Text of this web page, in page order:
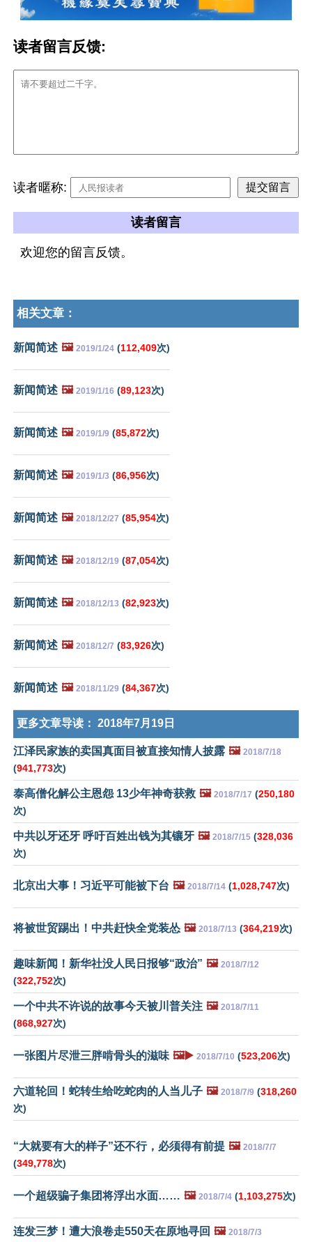
读者留言反馈:
读者暱称:
读者留言
欢迎您的留言反馈。
相关文章：
新闻简述 🖼️ 2019/1/24 (112,409次)
新闻简述 🖼️ 2019/1/16 (89,123次)
新闻简述 🖼️ 2019/1/9 (85,872次)
新闻简述 🖼️ 2019/1/3 (86,956次)
新闻简述 🖼️ 2018/12/27 (85,954次)
新闻简述 🖼️ 2018/12/19 (87,054次)
新闻简述 🖼️ 2018/12/13 (82,923次)
新闻简述 🖼️ 2018/12/7 (83,926次)
新闻简述 🖼️ 2018/11/29 (84,367次)
更多文章导读： 2018年7月19日
江泽民家族的卖国真面目被直接知情人披露 🖼️ 2018/7/18
(941,773次)
泰高僧化解公主恩怨 13少年神奇获救 🖼️ 2018/7/17 (250,180
次)
中共以牙还牙 呼吁百姓出钱为其镶牙 🖼️ 2018/7/15 (328,036
次)
北京出大事！习近平可能被下台 🖼️ 2018/7/14 (1,028,747次)
将被世贸踢出！中共赶快全党装怂 🖼️ 2018/7/13 (364,219次)
趣味新闻！新华社没人民日报够“政治” 🖼️ 2018/7/12
(322,752次)
一个中共不许说的故事今天被川普关注 🖼️ 2018/7/11
(868,927次)
一张图片尽泄三胖啃骨头的滋味 🖼️▶️ 2018/7/10 (523,206次)
六道轮回！蛇转生给吃蛇肉的人当儿子 🖼️ 2018/7/9 (318,260
次)
“大就要有大的样子”还不行，必须得有前提 🖼️ 2018/7/7
(349,778次)
一个超级骗子集团将浮出水面…… 🖼️ 2018/7/4 (1,103,275次)
连发三梦！遭大浪卷走550天在原地寻回 🖼️ 2018/7/3